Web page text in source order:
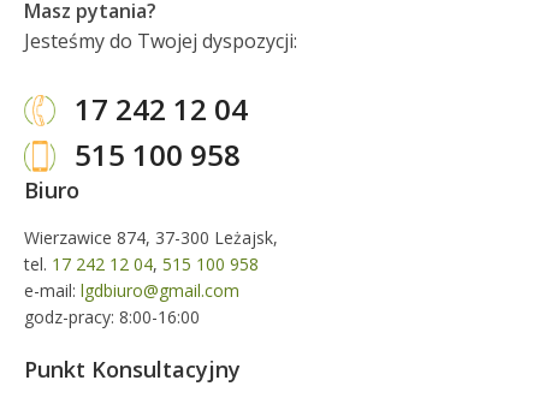
Masz pytania?
Jesteśmy do Twojej dyspozycji:
17 242 12 04
515 100 958
Biuro
Wierzawice 874, 37-300 Leżajsk,
tel. 17 242 12 04, 515 100 958
e-mail: lgdbiuro@gmail.com
godz-pracy: 8:00-16:00
Punkt Konsultacyjny